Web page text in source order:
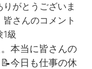
がとうございま
さんのコメント
級
本当に皆さんの
今日も仕事の休